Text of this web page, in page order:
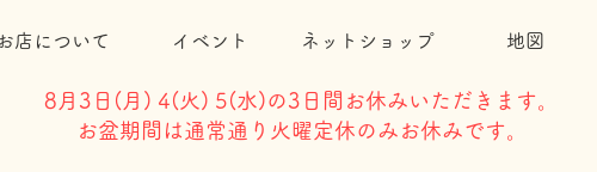
お店について イベント ネットショップ 地図
8月3日( 月) 4(火) 5(水)の3日間お休みいただきます。
​お盆期間は通常通り火曜定休のみお休みです。